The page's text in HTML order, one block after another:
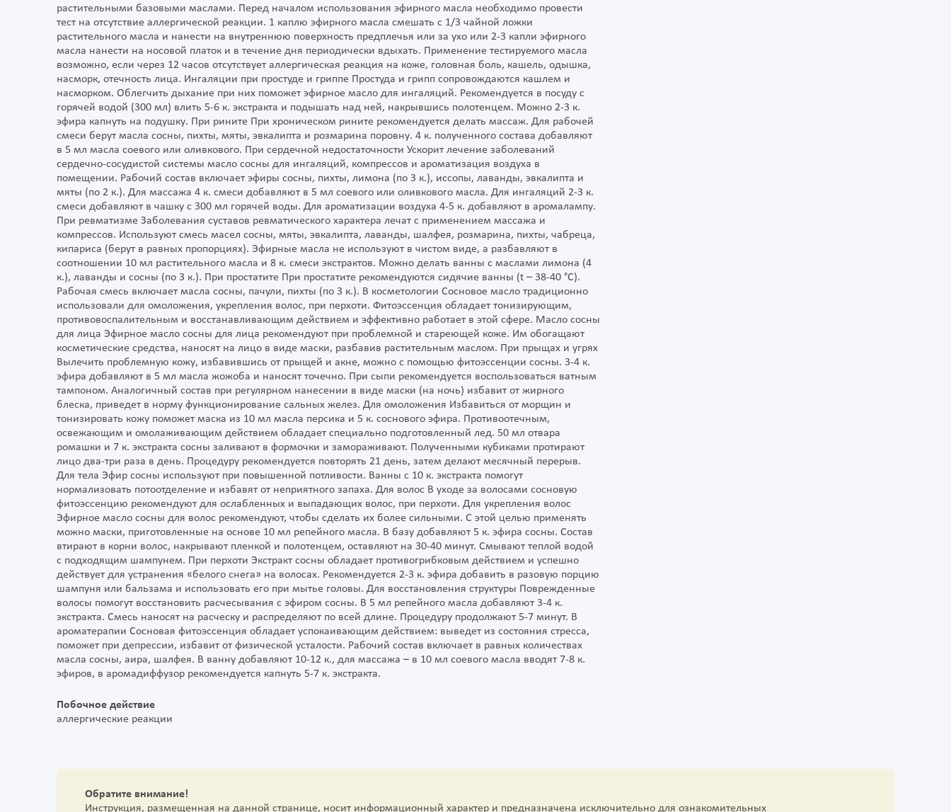
растительными базовыми маслами. Перед началом использования эфирного масла необходимо провести
тест на отсутствие аллергической реакции. 1 каплю эфирного масла смешать с 1/3 чайной ложки
растительного масла и нанести на внутреннюю поверхность предплечья или за ухо или 2-3 капли эфирного
масла нанести на носовой платок и в течение дня периодически вдыхать. Применение тестируемого масла
возможно, если через 12 часов отсутствует аллергическая реакция на коже, головная боль, кашель, одышка,
насморк, отечность лица. Ингаляции при простуде и гриппе Простуда и грипп сопровождаются кашлем и
насморком. Облегчить дыхание при них поможет эфирное масло для ингаляций. Рекомендуется в посуду с
горячей водой (300 мл) влить 5-6 к. экстракта и подышать над ней, накрывшись полотенцем. Можно 2-3 к.
эфира капнуть на подушку. При рините При хроническом рините рекомендуется делать массаж. Для рабочей
смеси берут масла сосны, пихты, мяты, эвкалипта и розмарина поровну. 4 к. полученного состава добавляют
в 5 мл масла соевого или оливкового. При сердечной недостаточности Ускорит лечение заболеваний
сердечно-сосудистой системы масло сосны для ингаляций, компрессов и ароматизация воздуха в
помещении. Рабочий состав включает эфиры сосны, пихты, лимона (по 3 к.), иссопы, лаванды, эвкалипта и
мяты (по 2 к.). Для массажа 4 к. смеси добавляют в 5 мл соевого или оливкового масла. Для ингаляций 2-3 к.
смеси добавляют в чашку с 300 мл горячей воды. Для ароматизации воздуха 4-5 к. добавляют в аромалампу.
При ревматизме Заболевания суставов ревматического характера лечат с применением массажа и
компрессов. Используют смесь масел сосны, мяты, эвкалипта, лаванды, шалфея, розмарина, пихты, чабреца,
кипариса (берут в равных пропорциях). Эфирные масла не используют в чистом виде, а разбавляют в
соотношении 10 мл растительного масла и 8 к. смеси экстрактов. Можно делать ванны с маслами лимона (4
к.), лаванды и сосны (по 3 к.). При простатите При простатите рекомендуются сидячие ванны (t – 38-40 °С).
Рабочая смесь включает масла сосны, пачули, пихты (по 3 к.). В косметологии Сосновое масло традиционно
использовали для омоложения, укрепления волос, при перхоти. Фитоэссенция обладает тонизирующим,
противовоспалительным и восстанавливающим действием и эффективно работает в этой сфере. Масло сосны
для лица Эфирное масло сосны для лица рекомендуют при проблемной и стареющей коже. Им обогащают
косметические средства, наносят на лицо в виде маски, разбавив растительным маслом. При прыщах и угрях
Вылечить проблемную кожу, избавившись от прыщей и акне, можно с помощью фитоэссенции сосны. 3-4 к.
эфира добавляют в 5 мл масла жожоба и наносят точечно. При сыпи рекомендуется воспользоваться ватным
тампоном. Аналогичный состав при регулярном нанесении в виде маски (на ночь) избавит от жирного
блеска, приведет в норму функционирование сальных желез. Для омоложения Избавиться от морщин и
тонизировать кожу поможет маска из 10 мл масла персика и 5 к. соснового эфира. Противоотечным,
освежающим и омолаживающим действием обладает специально подготовленный лед. 50 мл отвара
ромашки и 7 к. экстракта сосны заливают в формочки и замораживают. Полученными кубиками протирают
лицо два-три раза в день. Процедуру рекомендуется повторять 21 день, затем делают месячный перерыв.
Для тела Эфир сосны используют при повышенной потливости. Ванны с 10 к. экстракта помогут
нормализовать потоотделение и избавят от неприятного запаха. Для волос В уходе за волосами сосновую
фитоэссенцию рекомендуют для ослабленных и выпадающих волос, при перхоти. Для укрепления волос
Эфирное масло сосны для волос рекомендуют, чтобы сделать их более сильными. С этой целью применять
можно маски, приготовленные на основе 10 мл репейного масла. В базу добавляют 5 к. эфира сосны. Состав
втирают в корни волос, накрывают пленкой и полотенцем, оставляют на 30-40 минут. Смывают теплой водой
с подходящим шампунем. При перхоти Экстракт сосны обладает противогрибковым действием и успешно
действует для устранения «белого снега» на волосах. Рекомендуется 2-3 к. эфира добавить в разовую порцию
шампуня или бальзама и использовать его при мытье головы. Для восстановления структуры Поврежденные
волосы помогут восстановить расчесывания с эфиром сосны. В 5 мл репейного масла добавляют 3-4 к.
экстракта. Смесь наносят на расческу и распределяют по всей длине. Процедуру продолжают 5-7 минут. В
ароматерапии Сосновая фитоэссенция обладает успокаивающим действием: выведет из состояния стресса,
поможет при депрессии, избавит от физической усталости. Рабочий состав включает в равных количествах
масла сосны, аира, шалфея. В ванну добавляют 10-12 к., для массажа – в 10 мл соевого масла вводят 7-8 к.
эфиров, в аромадиффузор рекомендуется капнуть 5-7 к. экстракта.
Побочное действие
аллергические реакции
Обратите внимание!
Инструкция, размещенная на данной странице, носит информационный характер и предназначена исключительно для ознакомительных